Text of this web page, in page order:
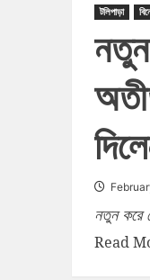
টলিপাড়া
নতুন করে
Read